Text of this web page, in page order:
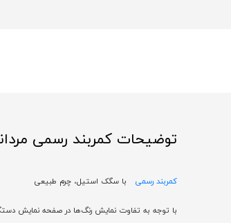
توضیحات کمربند رسمی مردانه
کمربند رسمی با سگک استیل، چرم طبیعی
با توجه به تفاوت نمایش رنگ‌ها در صفحه نمایش دستگاه‌های مختلف،